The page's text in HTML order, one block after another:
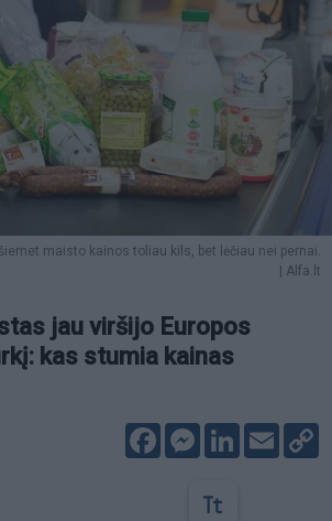
maisto kainos toliau kils, bet lėčiau nei pernai.
| Alfa.lt
jau viršijo Europos
kas stumia kainas
FacebookMessenger
LinkedIn
Email